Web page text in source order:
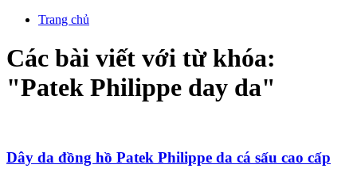
Trang chủ
Các bài viết với từ khóa:
"Patek Philippe day da"
Dây da đồng hồ Patek Philippe da cá sấu cao cấp